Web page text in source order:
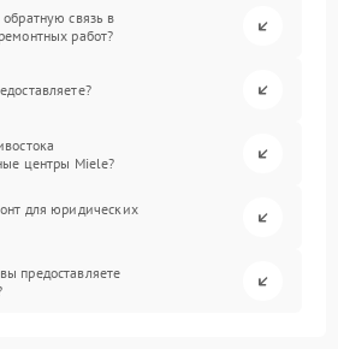
связь в
работ?
центры Miele?
для юридических
предоставляете